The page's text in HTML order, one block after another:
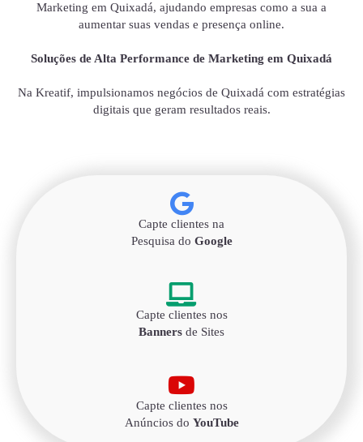
Marketing em Quixadá, ajudando empresas como a sua a
aumentar suas vendas e presença online.
Soluções de Alta Performance de Marketing em Quixadá
Na Kreatif, impulsionamos negócios de Quixadá com estratégias
digitais que geram resultados reais.
Capte clientes na
Pesquisa do Google
Capte clientes nos
Banners de Sites
Capte clientes nos
Anúncios do YouTube